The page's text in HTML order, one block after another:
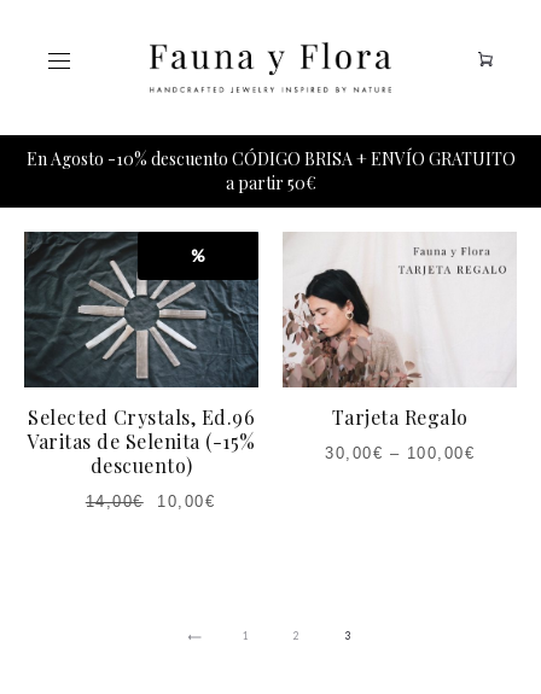
En Agosto -10% descuento CÓDIGO BRISA + ENVÍO GRATUITO
a partir 50€
%
Selected Crystals, Ed.96
Varitas de Selenita (-15%
descuento)
14,00€ 10,00€
Tarjeta Regalo
30,00€ – 100,00€
1 2 3